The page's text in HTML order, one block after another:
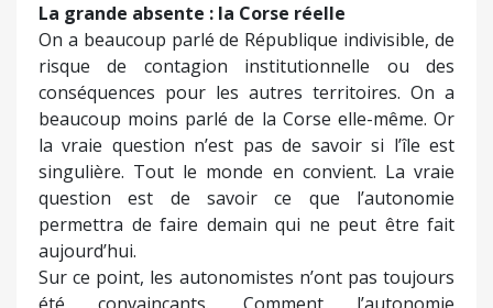
La grande absente : la Corse réelle
On a beaucoup parlé de République indivisible, de
risque de contagion institutionnelle ou des
conséquences pour les autres territoires. On a
beaucoup moins parlé de la Corse elle-même. Or
la vraie question n’est pas de savoir si l’île est
singulière. Tout le monde en convient. La vraie
question est de savoir ce que l’autonomie
permettra de faire demain qui ne peut être fait
aujourd’hui.
Sur ce point, les autonomistes n’ont pas toujours